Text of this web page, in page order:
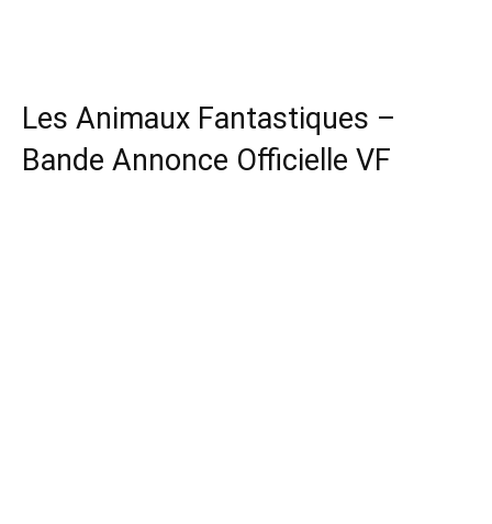
Les Animaux Fantastiques –
Bande Annonce Officielle VF